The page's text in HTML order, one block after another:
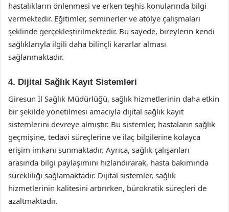
hastalıkların önlenmesi ve erken teşhis konularında bilgi
vermektedir. Eğitimler, seminerler ve atölye çalışmaları
şeklinde gerçekleştirilmektedir. Bu sayede, bireylerin kendi
sağlıklarıyla ilgili daha bilinçli kararlar alması
sağlanmaktadır.
4. Dijital Sağlık Kayıt Sistemleri
Giresun İl Sağlık Müdürlüğü, sağlık hizmetlerinin daha etkin
bir şekilde yönetilmesi amacıyla dijital sağlık kayıt
sistemlerini devreye almıştır. Bu sistemler, hastaların sağlık
geçmişine, tedavi süreçlerine ve ilaç bilgilerine kolayca
erişim imkanı sunmaktadır. Ayrıca, sağlık çalışanları
arasında bilgi paylaşımını hızlandırarak, hasta bakımında
sürekliliği sağlamaktadır. Dijital sistemler, sağlık
hizmetlerinin kalitesini artırırken, bürokratik süreçleri de
azaltmaktadır.